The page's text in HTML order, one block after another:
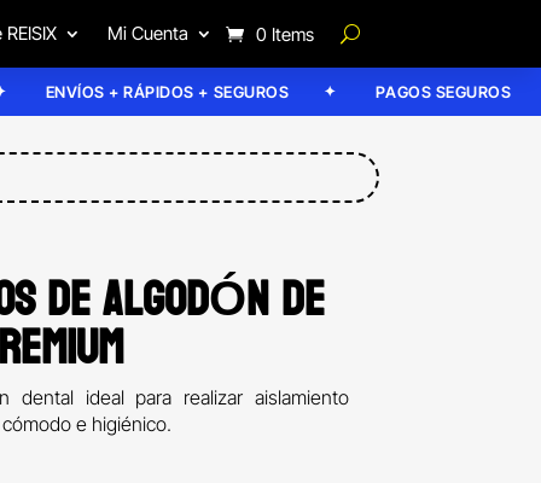
Mi Cuenta 0 Items
+ RÁPIDOS + SEGUROS PAGOS SEGUROS
DE ALGODÓN DE
dental ideal para realizar aislamiento
e higiénico.